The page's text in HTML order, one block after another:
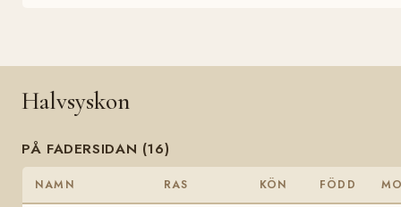
Halvsyskon
PÅ FADERSIDAN (16)
NAMN RAS KÖN FÖDD